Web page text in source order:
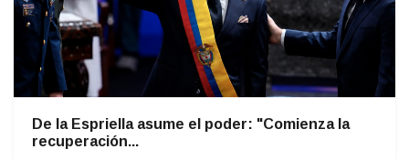
De la Espriella asume el poder: "Comienza la
recuperación...